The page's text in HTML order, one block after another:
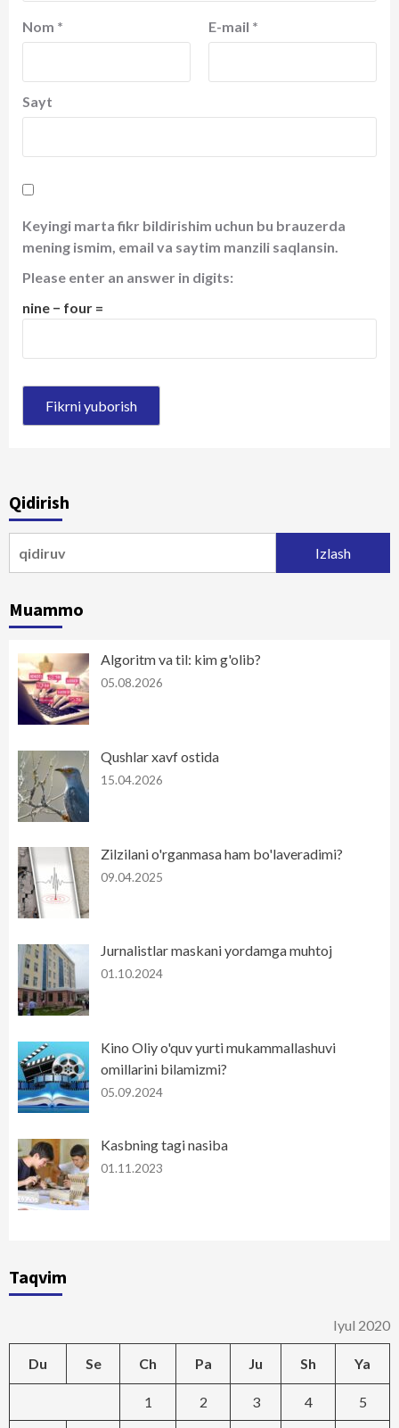
Nom * E-mail *
Sayt
Keyingi marta fikr bildirishim uchun bu brauzerda
mening ismim, email va saytim manzili saqlansin.
Please enter an answer in digits:
nine − four =
Qidirish
Muammo
Algoritm va til: kim g'olib?
05.08.2026
Qushlar xavf ostida
15.04.2026
Zilzilani o'rganmasa ham bo'laveradimi?
09.04.2025
Jurnalistlar maskani yordamga muhtoj
01.10.2024
Kino Oliy o'quv yurti mukammallashuvi
omillarini bilamizmi?
05.09.2024
Kasbning tagi nasiba
01.11.2023
Taqvim
Iyul 2020
Du Se Ch Pa Ju Sh Ya
1 2 3 4 5